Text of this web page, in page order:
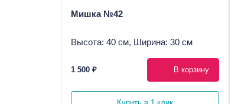
Мишка №42
Высота: 40 см, Ширина: 30 см
1 500 ₽ В корзину